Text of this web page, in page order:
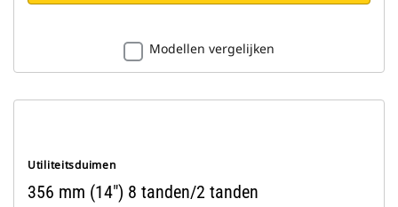
Modellen vergelijken
Utiliteitsduimen
356 mm (14") 8 tanden/2 tanden